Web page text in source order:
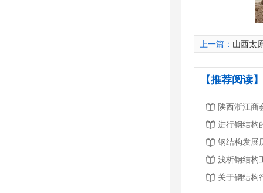
上一篇： 山西太
【推荐阅读
进行钢结构
钢结构发展
浅析钢结构
关于钢结构